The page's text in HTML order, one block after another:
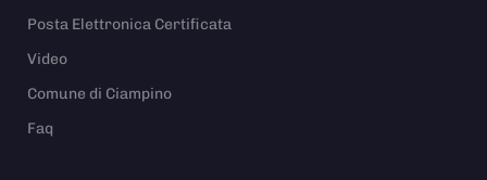
Posta Elettronica Certificata
Video
Comune di Ciampino
Faq